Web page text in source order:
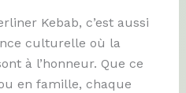
Kebab, c’est aussi
culturelle où la
à l’honneur. Que ce
en famille, chaque